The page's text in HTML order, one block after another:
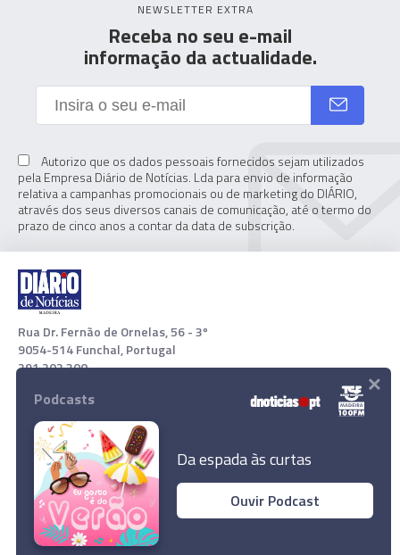
NEWSLETTER EXTRA
Receba no seu e-mail
informação da actualidade.
Autorizo que os dados pessoais fornecidos sejam utilizados
pela Empresa Diário de Notícias. Lda para envio de informação
relativa a campanhas promocionais ou de marketing do DIÁRIO,
através dos seus diversos canais de comunicação, até o termo do
prazo de cinco anos a contar da data de subscrição.
Rua Dr. Fernão de Ornelas, 56 - 3º
9054-514 Funchal, Portugal
291 202 300
Download App
© 2021 Empresa Diário de Notícias, Lda. Todos os direitos
reservados.
Podcasts
Da espada às curtas
Ouvir Podcast
×